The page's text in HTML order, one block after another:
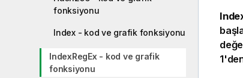
fonksiyonu
Index - kod ve grafik fonksiyonu
IndexRegEx - kod ve grafik
fonksiyonu